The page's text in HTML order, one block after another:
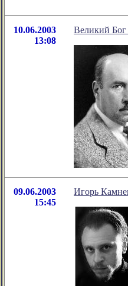
10.06.2003
13:08
Великий Бог
09.06.2003
15:45
Игорь